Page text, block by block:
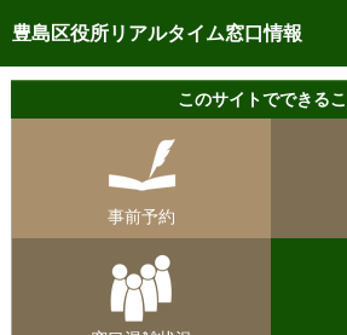
豊島区役所リアルタイム窓口情報
トップページへ
ご利用方法
予約状況確認
リアルタイム
このサイトでできる
事前予約